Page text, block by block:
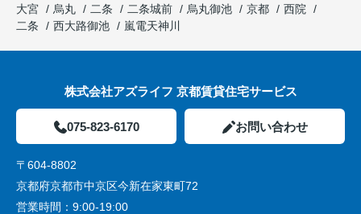
大宮
烏丸 二条 二条城前 烏丸御池 京都
西院
二条
西大路御池 嵐電天神川
株式会社アズライフ 京都賃貸住宅サービス
075-823-6170 お問い合わせ
〒604-8802
京都府京都市中京区今新在家東町72
営業時間： 9:00-19:00